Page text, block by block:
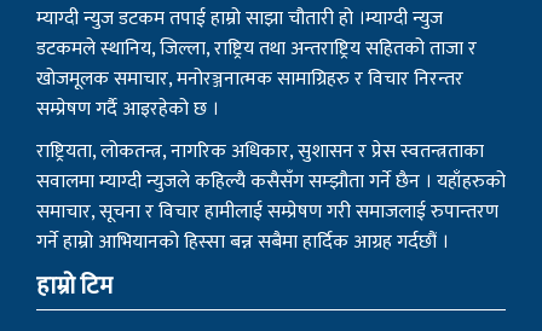
म्याग्दी न्युज डटकम तपाई हाम्रो साझा चौतारी हो ।म्याग्दी न्युज
डटकमले स्थानिय, जिल्ला, राष्ट्रिय तथा अन्तराष्ट्रिय सहितको ताजा र
खोजमूलक समाचार, मनोरञ्जनात्मक सामाग्रिहरु र विचार निरन्तर
सम्प्रेषण गर्दै आइरहेको छ ।
राष्ट्रियता, लोकतन्त्र, नागरिक अधिकार, सुशासन र प्रेस स्वतन्त्रताका
सवालमा म्याग्दी न्युजले कहिल्यै कसैसँग सम्झौता गर्ने छैन । यहाँहरुको
समाचार, सूचना र विचार हामीलाई सम्प्रेषण गरी समाजलाई रुपान्तरण
गर्ने हाम्रो आभियानको हिस्सा बन्न सबैमा हार्दिक आग्रह गर्दछौं ।
हाम्रो टिम